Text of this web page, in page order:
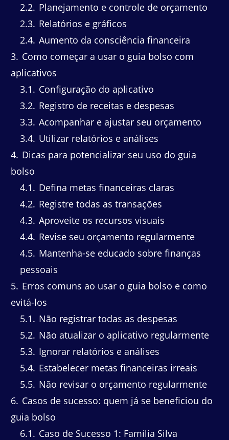
2.2 Planejamento e controle de orçamento
2.3 Relatórios e gráficos
2.4 Aumento da consciência financeira
3 Como começar a usar o guia bolso com
aplicativos
3.1
Configuração do aplicativo
3.2 Registro de receitas e despesas
3.3 Acompanhar e ajustar seu orçamento
3.4 Utilizar relatórios e análises
4 Dicas para potencializar seu uso do guia
bolso
4.1
Defina metas financeiras claras
4.2 Registre todas as transações
4.3 Aproveite os recursos visuais
4.4 Revise seu orçamento regularmente
4.5 Mantenha-se educado sobre finanças
pessoais
5 Erros comuns ao usar o guia bolso e como
evitá-los
5.1
Não registrar todas as despesas
5.2 Não atualizar o aplicativo regularmente
5.3 Ignorar relatórios e análises
5.4 Estabelecer metas financeiras irreais
5.5 Não revisar o orçamento regularmente
6 Casos de sucesso: quem já se beneficiou do
guia bolso
6.1
Caso de Sucesso 1: Família Silva